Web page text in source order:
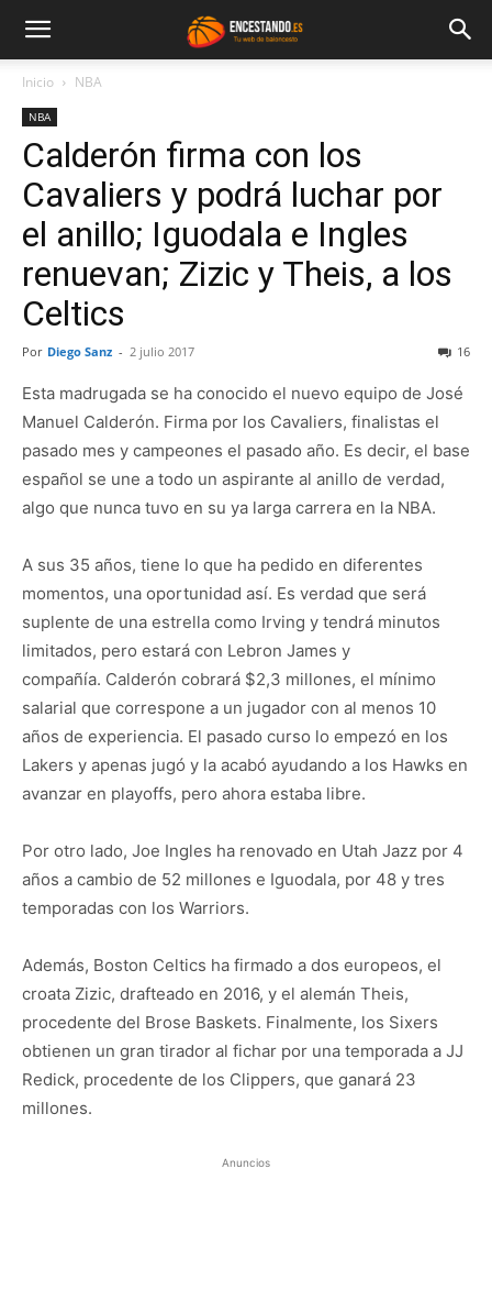
Inicio NBA
NBA
Calderón firma con los
Cavaliers y podrá luchar por
el anillo; Iguodala e Ingles
renuevan; Zizic y Theis, a los
Celtics
Por Diego Sanz - 2 julio 2017 16
Esta madrugada se ha conocido el nuevo equipo de José
Manuel Calderón. Firma por los Cavaliers, finalistas el
pasado mes y campeones el pasado año. Es decir, el base
español se une a todo un aspirante al anillo de verdad,
algo que nunca tuvo en su ya larga carrera en la NBA.
A sus 35 años, tiene lo que ha pedido en diferentes
momentos, una oportunidad así. Es verdad que será
suplente de una estrella como Irving y tendrá minutos
limitados, pero estará con Lebron James y
compañía. Calderón cobrará $2,3 millones, el mínimo
salarial que correspone a un jugador con al menos 10
años de experiencia. El pasado curso lo empezó en los
Lakers y apenas jugó y la acabó ayudando a los Hawks en
avanzar en playoffs, pero ahora estaba libre.
Por otro lado, Joe Ingles ha renovado en Utah Jazz por 4
años a cambio de 52 millones e Iguodala, por 48 y tres
temporadas con los Warriors.
Además, Boston Celtics ha firmado a dos europeos, el
croata Zizic, drafteado en 2016, y el alemán Theis,
procedente del Brose Baskets. Finalmente, los Sixers
obtienen un gran tirador al fichar por una temporada a JJ
Redick, procedente de los Clippers, que ganará 23
millones.
Anuncios